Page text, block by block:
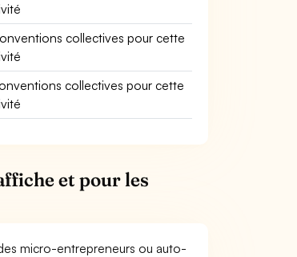
collectives pour cette
collectives pour cette
et pour les
micro-entrepreneurs ou auto-